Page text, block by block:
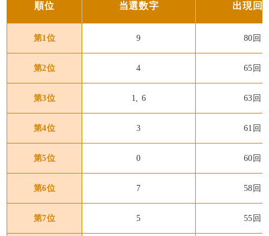
順位 当選数字 出現回
第1位 9 80回
第2位 4 65回
第3位 1, 6 63回
第4位 3 61回
第5位 0 60回
第6位 7 58回
第7位 5 55回